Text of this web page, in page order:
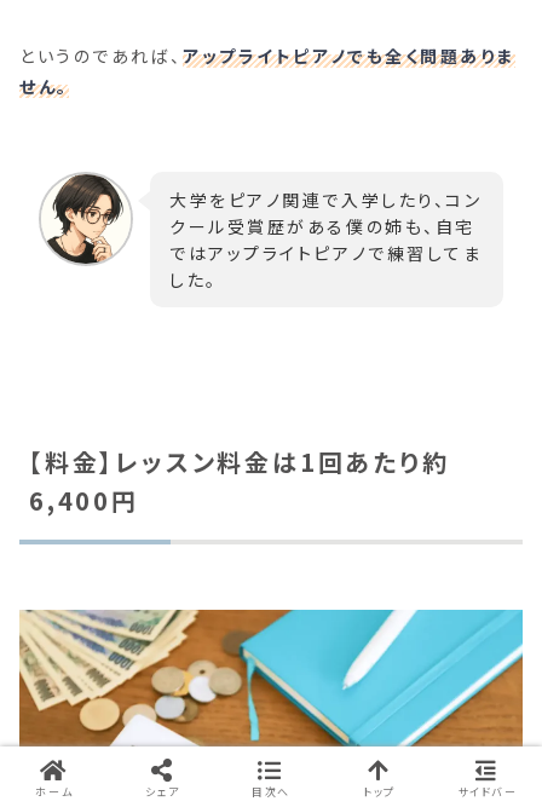
というのであれば、アップライトピアノでも全く問題ありま
せん。
大学をピアノ関連で入学したり、コン
クール受賞歴がある僕の姉も、自宅
ではアップライトピアノで練習してま
した。
【料金】レッスン料金は1回あたり約
6,400円
ホーム シェア 目次へ トップ サイドバー